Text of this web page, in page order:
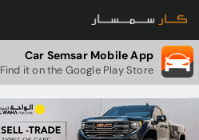
Car Semsar Mobile App
Find it on the Google Play Store.